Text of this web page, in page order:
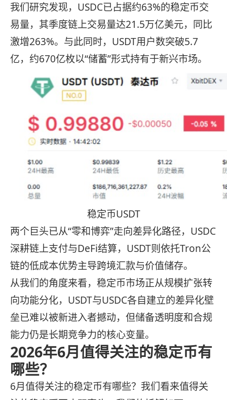
我们研究发现，USDC已占据约63%的稳定币交
易量，其季度链上交易量达21.5万亿美元，同比
激增263%。与此同时，USDT用户数突破5.7
亿，约670亿枚以“储蓄”形式持有于新兴市场。
稳定币USDT
两个巨头已从“零和博弈”走向差异化路径，USDC
深耕链上支付与DeFi结算，USDT则依托Tron公
链的低成本优势主导跨境汇款与价值储存。
从我们的角度来看，稳定币市场正从规模扩张转
向功能分化，USDT与USDC各自建立的差异化壁
垒已难以被新进入者撼动，但储备透明度和合规
能力仍是长期竞争力的核心变量。
2026年6月值得关注的稳定币有
哪些？
6月值得关注的稳定币有哪些？我们看来值得关